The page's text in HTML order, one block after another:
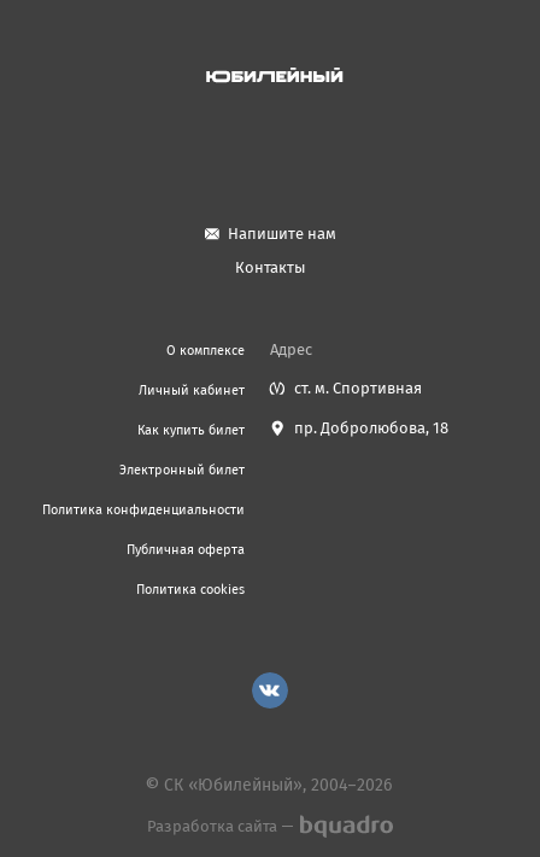
Напишите нам
Контакты
О комплексе
Личный кабинет
Как купить билет
Электронный билет
Политика конфиденциальности
Публичная оферта
Политика cookies
Адрес
ст. м. Спортивная
пр. Добролюбова, 18
© СК «Юбилейный», 2004–2026
Разработка сайта —